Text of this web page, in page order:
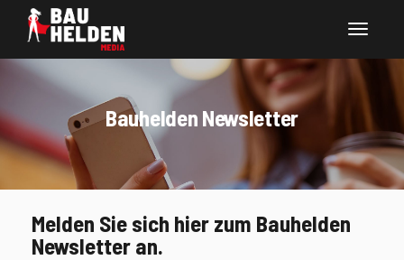
Bauhelden Newsletter
Melden Sie sich hier zum Bauhelden
Newsletter an.